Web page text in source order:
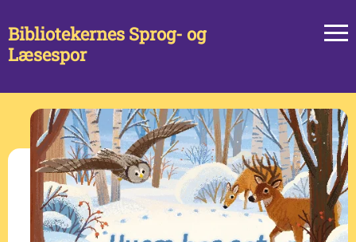
Bibliotekernes Sprog- og
Læsespor